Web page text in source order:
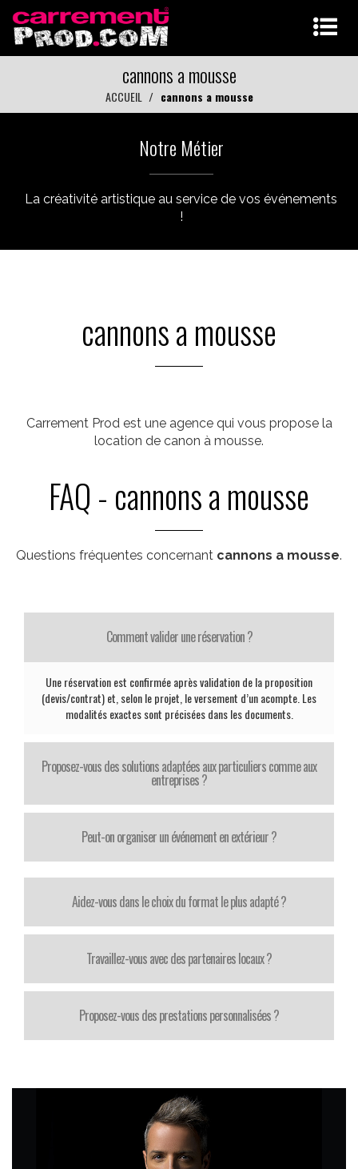
cannons a mousse
ACCUEIL cannons a mousse
Notre Métier
La créativité artistique au service de vos événements
!
cannons a mousse
Carrement Prod est une agence qui vous propose la
location de canon à mousse.
FAQ - cannons a mousse
Questions fréquentes concernant cannons a mousse.
Comment valider une réservation ?
Une réservation est confirmée après validation de la proposition
(devis/contrat) et, selon le projet, le versement d’un acompte. Les
modalités exactes sont précisées dans les documents.
Proposez-vous des solutions adaptées aux particuliers comme aux
entreprises ?
Peut-on organiser un événement en extérieur ?
Aidez-vous dans le choix du format le plus adapté ?
Travaillez-vous avec des partenaires locaux ?
Proposez-vous des prestations personnalisées ?